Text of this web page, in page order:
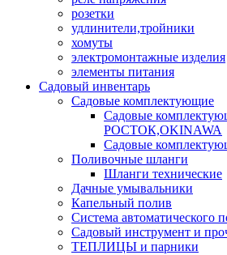
розетки
удлинители,тройники
хомуты
электромонтажные изделия
элементы питания
Садовый инвентарь
Садовые комплектующие
Садовые
РОСТОК,OKINAWA
Садовые
Поливочные шланги
Шланги технические
Дачные умывальники
Капельный полив
Система автоматического
Садовый инструмент и
ТЕПЛИЦЫ и парники